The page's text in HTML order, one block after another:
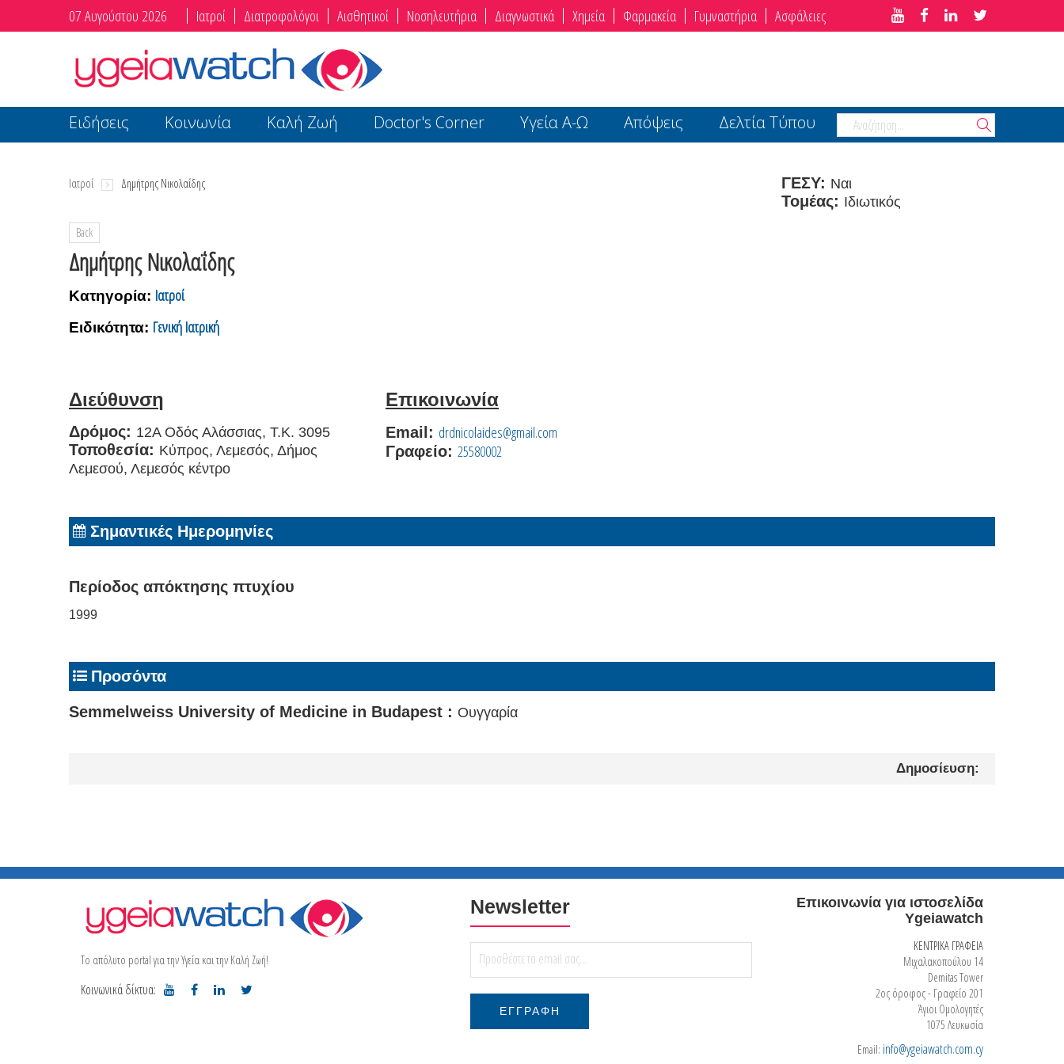
07 Αυγούστου 2026 Ιατροί Διατροφολόγοι Αισθητικοί Νοσηλευτήρια Διαγνωστικά Χημεία Φαρμακεία Γυμναστήρια Ασφάλειες
Ειδήσεις Κοινωνία Καλή Ζωή Doctor's Corner Υγεία Α-Ω Απόψεις Δελτία Τύπου
Ιατροί Δημήτρης Νικολαΐδης
Back
Δημήτρης Νικολαΐδης
Κατηγορία: Ιατροί
Ειδικότητα: Γενική Ιατρική
ΓΕΣΥ: Ναι
Τομέας: Ιδιωτικός
Διεύθυνση
Δρόμος: 12Α Οδός Αλάσσιας, Τ.Κ. 3095
Τοποθεσία: Κύπρος, Λεμεσός, Δήμος
Λεμεσού, Λεμεσός κέντρο
Επικοινωνία
Email: drdnicolaides@gmail.com
Γραφείο: 25580002
Σημαντικές Ημερομηνίες
Περίοδος απόκτησης πτυχίου
1999
Προσόντα
Semmelweiss University of Medicine in Budapest : Ουγγαρία
Δημοσίευση:
Το απόλυτο portal για την Υγεία και την Καλή Ζωή!
Κοινωνικά δίκτυα:
Newsletter
Επικοινωνία για ιστοσελίδα
Ygeiawatch
ΚΕΝΤΡΙΚΑ ΓΡΑΦΕΙΑ
Μιχαλακοπούλου 14
Demitas Tower
2ος όροφος - Γραφείο 201
Άγιοι Ομολογητές
1075 Λευκωσία
Email: info@ygeiawatch.com.cy